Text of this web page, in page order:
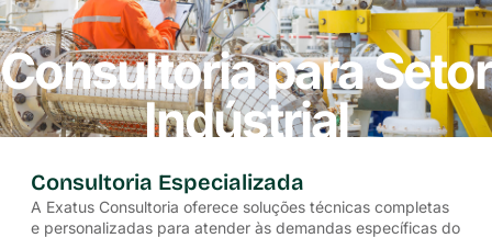
Consultoria para Setor
Indústrial
Consultoria Especializada
A Exatus Consultoria oferece soluções técnicas completas
e personalizadas para atender às demandas específicas do